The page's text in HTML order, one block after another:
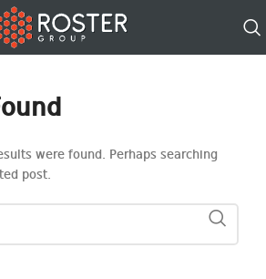
were found. Perhaps searching
post.